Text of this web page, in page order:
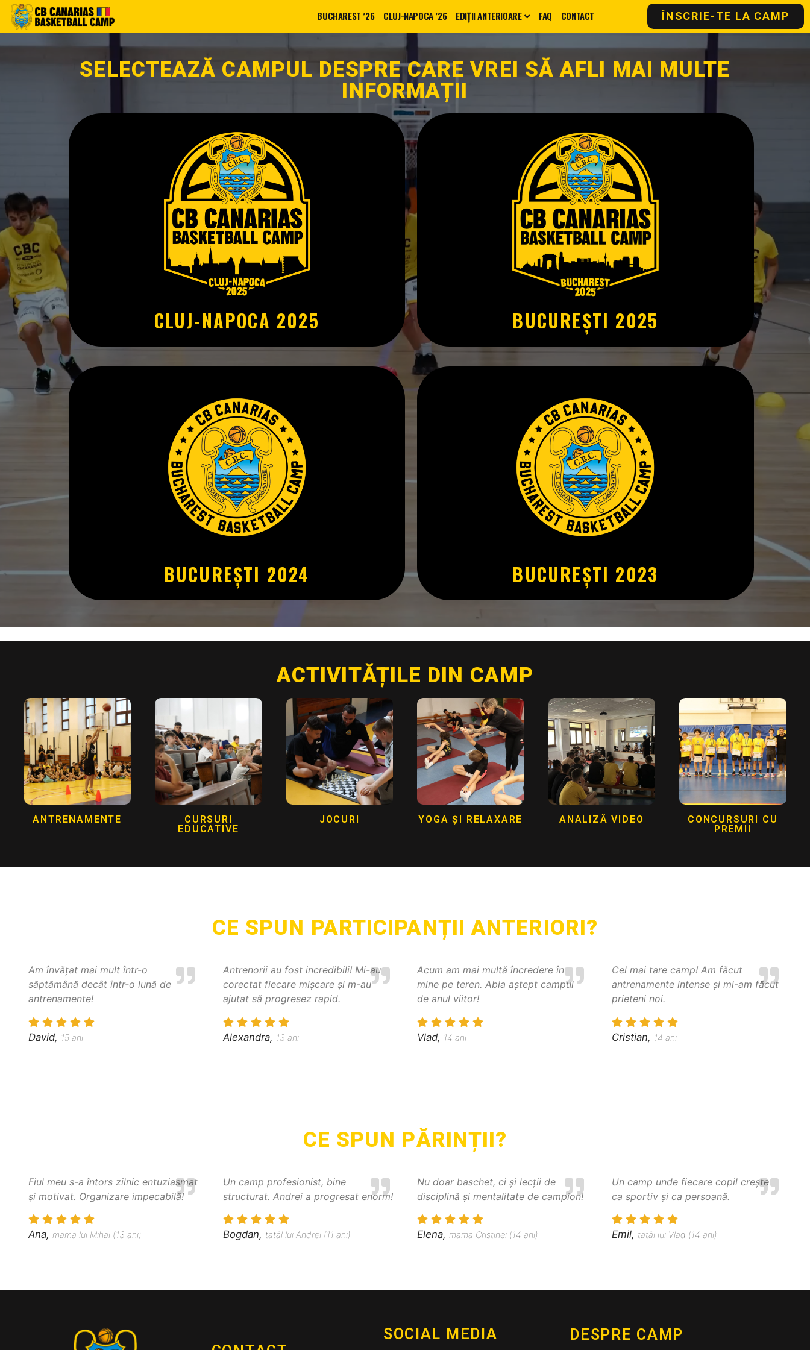
BUCHAREST ’26 CLUJ-NAPOCA ’26 EDIȚII ANTERIOARE FAQ CONTACT ÎNSCRIE-TE LA CAMP
SELECTEAZĂ CAMPUL DESPRE CARE VREI SĂ AFLI MAI MULTE
INFORMAȚII
CLUJ-NAPOCA 2025 BUCUREȘTI 2025
BUCUREȘTI 2024 BUCUREȘTI 2023
ACTIVITĂȚILE DIN CAMP
ANTRENAMENTE
CURSURI
EDUCATIVE
JOCURI YOGA ȘI RELAXARE ANALIZĂ VIDEO
CONCURSURI CU
PREMII
CE SPUN PARTICIPANȚII ANTERIORI?
Am învățat mai mult într-o
săptămână decât într-o lună de
antrenamente!
David, 15 ani
Antrenorii au fost incredibili! Mi-au
corectat fiecare mișcare și m-au
ajutat să progresez rapid.
Alexandra, 13 ani
Acum am mai multă încredere în
mine pe teren. Abia aștept campul
de anul viitor!
Vlad, 14 ani
Cel mai tare camp! Am făcut
antrenamente intense și mi-am făcut
prieteni noi.
Cristian, 14 ani
CE SPUN PĂRINȚII?
Fiul meu s-a întors zilnic entuziasmat
și motivat. Organizare impecabilă!
Ana, mama lui Mihai (13 ani)
Un camp profesionist, bine
structurat. Andrei a progresat enorm!
Bogdan, tatăl lui Andrei (11 ani)
Nu doar baschet, ci și lecții de
disciplină și mentalitate de campion!
Elena, mama Cristinei (14 ani)
Un camp unde fiecare copil crește
ca sportiv și ca persoană.
Emil, tatăl lui Vlad (14 ani)
SOCIAL MEDIA DESPRE CAMP